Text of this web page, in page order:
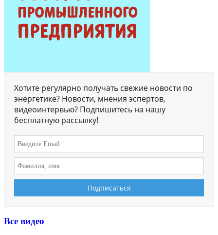
Хотите регулярно получать свежие новости по
энергетике? Новости, мнения эспертов,
видеоинтервью? Подпишитесь на нашу
бесплатную рассылку!
Все видео